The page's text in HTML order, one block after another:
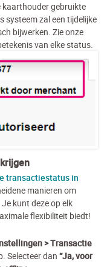
kaarthouder gebruikte
systeem zal een tijdelijke
bijwerken. Zie onze
van elke status.
transactiestatus in
manieren om
kunt deze op elk
flexibiliteit biedt!
> Transactie
Selecteer dan “Ja, voor